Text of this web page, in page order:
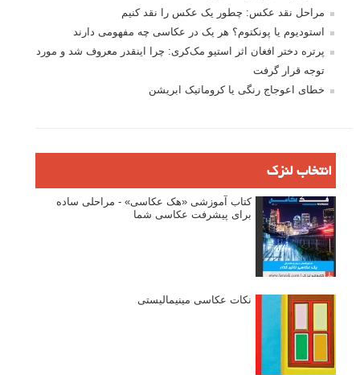
مراحل نقد عکس: چطور یک عکس را نقد کنیم
استودیوم یا پونکتوم؟ هر یک در عکاسی چه مفهومی دارند
پرتره دختر افغان اثر استیو مک‌کری: چرا اینقدر معروف شد و مورد
توجه قرار گرفت
خطای اعوجاج رنگی یا کروماتیک ابریشن
انتخاب لنزک
کتاب آموزشی «هک عکاسی» - مراحلی ساده
برای پیشرفت عکاسی شما
نکات عکاسی مینیمالیستی